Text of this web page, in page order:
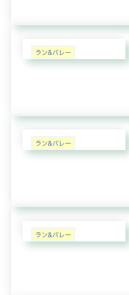
ラン&バレー
ラン&バレー
ラン&バレー